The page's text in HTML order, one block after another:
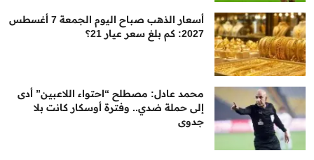
أسعار الذهب صباح اليوم الجمعة 7 أغسطس
2027: كم بلغ سعر عيار 21؟
محمد عادل: مصطلح “احتواء اللاعبين” أدى
إلى حملة ضدي.. وفترة أوسكار كانت بلا
جدوى